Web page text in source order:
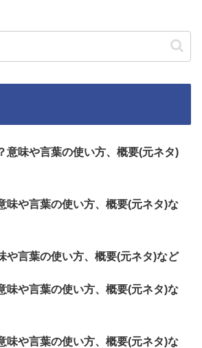
意味や言葉の使い方、概要(元ネタ)
味や言葉の使い方、概要(元ネタ)な
や言葉の使い方、概要(元ネタ)など
味や言葉の使い方、概要(元ネタ)な
味や言葉の使い方、概要(元ネタ)な